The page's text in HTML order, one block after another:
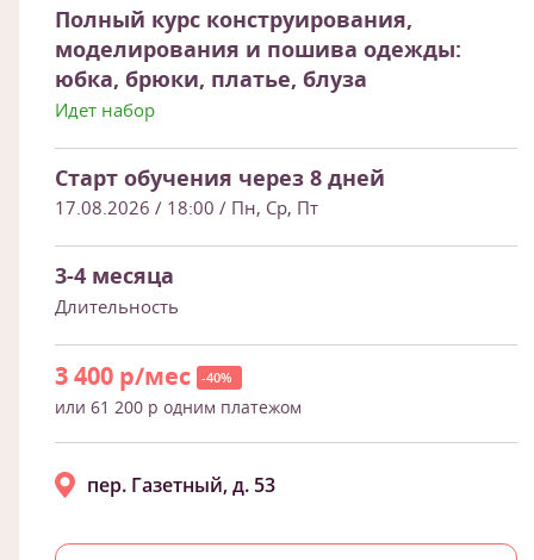
Полный курс конструирования,
моделирования и пошива одежды:
юбка, брюки, платье, блуза
Идет набор
Старт обучения через 8 дней
17.08.2026 / 18:00 / Пн, Ср, Пт
3-4 месяца
Длительность
3 400 р/мес -40%
или 61 200 р одним платежом
пер. Газетный, д. 53